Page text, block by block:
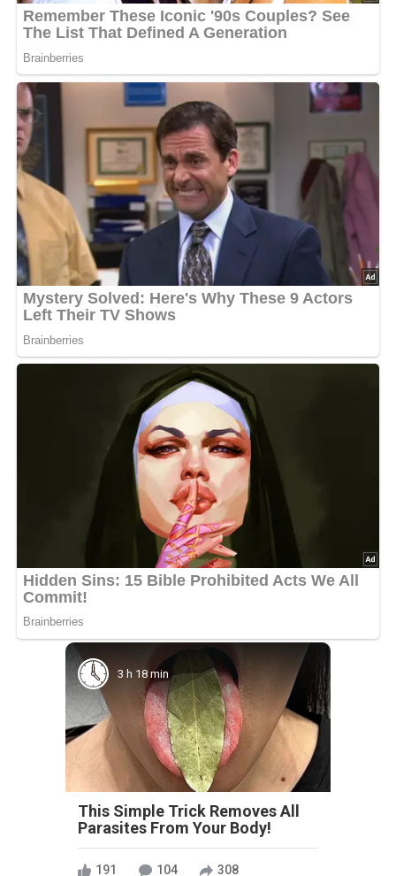
3 h 18 min
This Simple Trick Removes All
Parasites From Your Body!
191 104 308